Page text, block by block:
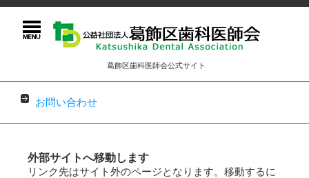
葛飾区歯科医師会公式サイト
お問い合わせ
外部サイトへ移動します
リンク先はサイト外のページとなります。移動するに